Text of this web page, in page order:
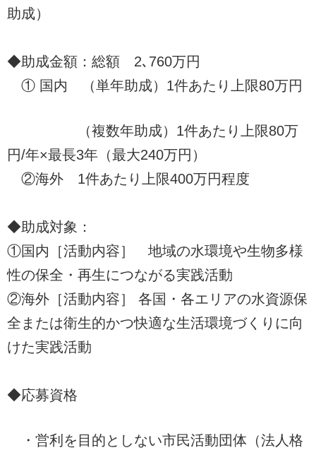
助成）
◆助成金額：総額 2､760万円
① 国内 （単年助成）1件あたり上限80万円
（複数年助成）1件あたり上限80万
円/年×最長3年（最大240万円）
②海外 1件あたり上限400万円程度
◆助成対象：
①国内［活動内容］ 地域の水環境や生物多様
性の保全・再生につながる実践活動
②海外［活動内容］ 各国・各エリアの水資源保
全または衛生的かつ快適な生活環境づくりに向
けた実践活動
◆応募資格
・営利を目的としない市民活動団体（法人格